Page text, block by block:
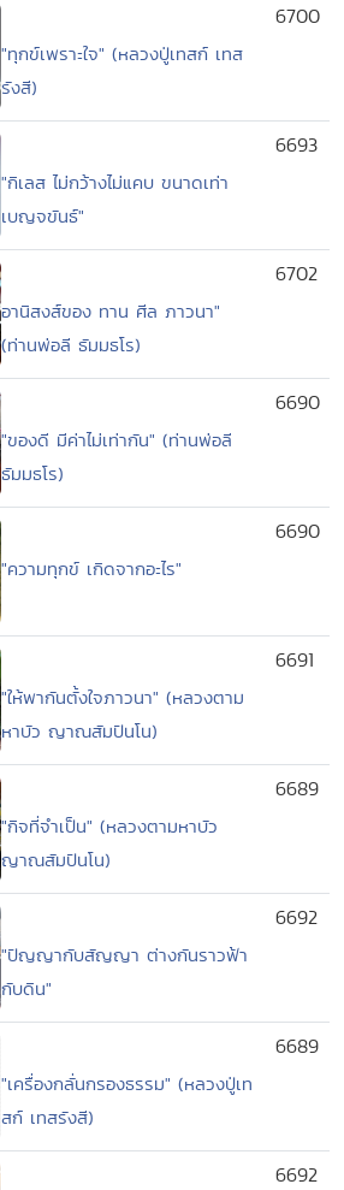
"ทุกข์เพราะใจ" (หลวงปู่เทสก์ เทส
รังสี)
6700
"กิเลส ไม่กว้างไม่แคบ ขนาดเท่า
เบญจขันธ์"
6693
อานิสงส์ของ ทาน ศีล ภาวนา"
(ท่านพ่อลี ธัมมธโร)
6702
"ของดี มีค่าไม่เท่ากัน" (ท่านพ่อลี
ธัมมธโร)
6690
"ความทุกข์ เกิดจากอะไร"
6690
"ให้พากันตั้งใจภาวนา" (หลวงตาม
หาบัว ญาณสัมปันโน)
6691
"กิจที่จำเป็น" (หลวงตามหาบัว
ญาณสัมปันโน)
6689
"ปัญญากับสัญญา ต่างกันราวฟ้า
กับดิน"
6692
"เครื่องกลั่นกรองธรรม" (หลวงปู่เท
สก์ เทสรังสี)
6689
6692